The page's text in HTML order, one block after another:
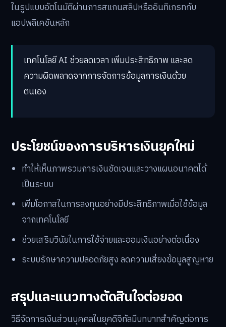
ในรูปแบบอัตโนมัติผ่านการสแกนสลิปหรืออินทิเกรทกับ
แอปพลิเคชันหลัก
เทคโนโลยี AI ช่วยลดเวลา เพิ่มประสิทธิภาพ และลด
ความผิดพลาดจากการจัดการข้อมูลการเงินด้วย
ตนเอง
ประโยชน์ของการบริหารเงินยุคใหม่
ทำให้เห็นภาพรวมการเงินชัดเจนและวางแผนอนาคตได้
เป็นระบบ
เพิ่มโอกาสในการลงทุนอย่างมีประสิทธิภาพเมื่อใช้ข้อมูล
จากเทคโนโลยี
ช่วยเสริมวินัยในการใช้จ่ายและออมเงินอย่างต่อเนื่อง
ระบบรักษาความปลอดภัยสูง ลดความเสี่ยงข้อมูลสูญหาย
สรุปและแนวทางตัดสินใจต่อยอด
วิธีจัดการเงินส่วนบุคคลในยุคดิจิทัลมีบทบาทสำคัญต่อการ